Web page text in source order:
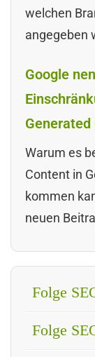
welchen
angegeben
Google
Warum es
Content in
kommen
neuen
Folge
Folge